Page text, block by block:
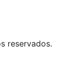
reservados.